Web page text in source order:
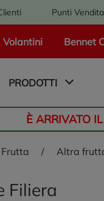
Punti Vendita
Volantini Bennet
alla homepage
PRODOTTI
È ARRIVATO
frutta / altra
Filiera